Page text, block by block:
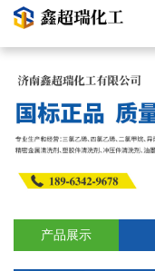
产品展示